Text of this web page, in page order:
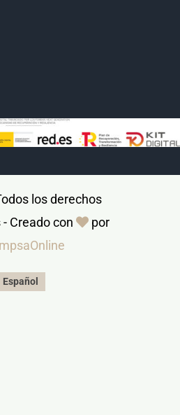
los derechos
Creado con
por
Español